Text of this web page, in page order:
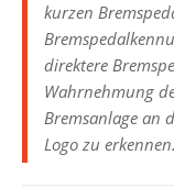
kurzen
direktere
Wahrnehmung
Bremsanlage an
Logo zu erkennen.